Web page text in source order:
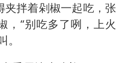
夹拌着剁椒一起吃，张
，“别吃多了咧，上火